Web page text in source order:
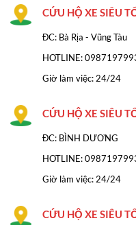
CỨU HỘ XE SIÊU
ĐC: Bà Rịa - Vũng Tàu
HOTLINE:
Giờ làm việc: 24/24
CỨU HỘ XE SIÊU
ĐC: BÌNH DƯƠNG
HOTLINE:
Giờ làm việc: 24/24
CỨU HỘ XE SIÊU